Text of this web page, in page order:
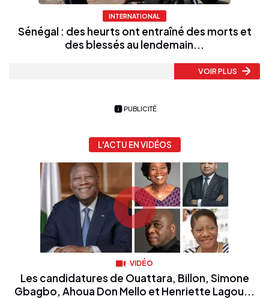
INTERNATIONAL
Sénégal : des heurts ont entraîné des morts et
des blessés au lendemain...
VOIR PLUS
PUBLICITÉ
L'ACTU EN VIDÉOS
VIDÉO
Les candidatures de Ouattara, Billon, Simone
Gbagbo, Ahoua Don Mello et Henriette Lagou...